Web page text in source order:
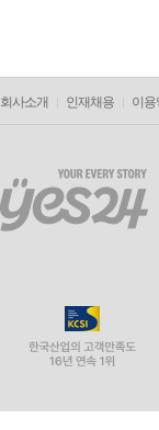
회사소개 인재채용 이용